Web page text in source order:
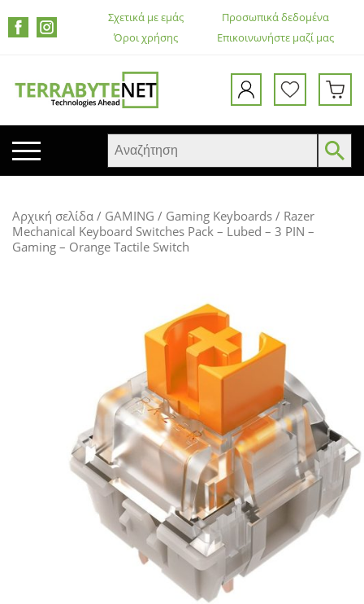
Σχετικά με εμάς
Επικοινωνήστε μαζί μας
Προσωπικά δεδομένα
Όροι χρήσης
TABLETS
HEADSETS & ΗΧΕΊΑ
ΕΚΤΥΠΩΤΈΣ – ΠΟΛΥΜΗΧΑΝΉΜΑΤΑ
ΚΟΥΤΙΆ ΥΠΟΛΟΓΙΣΤΏΝ
LIQUID COOLERS
CPU COOLERS
ΕΙΚΟΝΑ-ΗΧΟΣ
ACCESSORIES
ΟΙΚΙΑΚΕΣ ΣΥΣΚΕΥΕΣ
ΠΡΟΣΩΠΙΚΗ ΦΡΟΝΤΙΔΑ
Αρχική σελίδα / GAMING / Gaming Keyboards / Razer
Mechanical Keyboard Switches Pack – Lubed – 3 PIN –
Gaming – Orange Tactile Switch